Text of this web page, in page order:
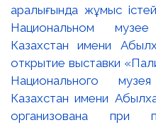
аралығында жұмыс
Национальном
Казахстан имени
открытие выставки
Национального
Казахстан имени
организована при